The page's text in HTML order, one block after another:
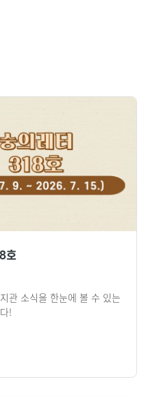
호
관 소식을 한눈에 볼 수 있는
!